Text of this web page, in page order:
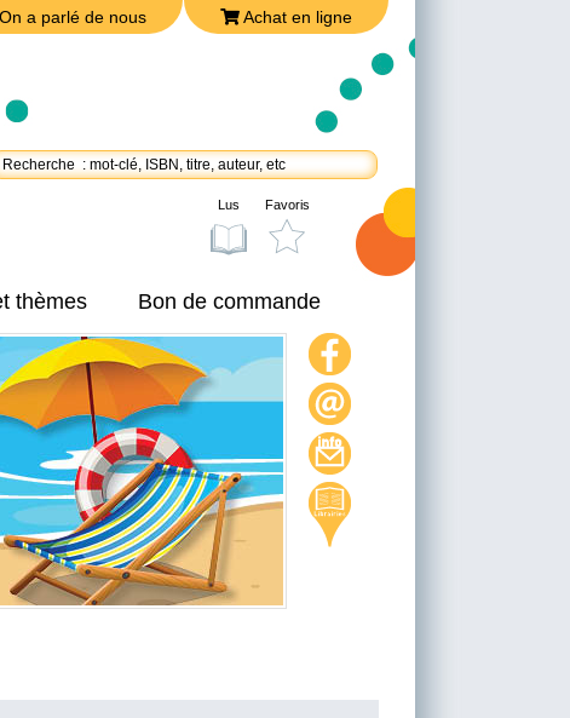
On a parlé de nous Achat en ligne
thèmes Bon de commande
On a parlé de nous
Achat en ligne
Nous joindre
Politique de confidentialité
Lus Favoris